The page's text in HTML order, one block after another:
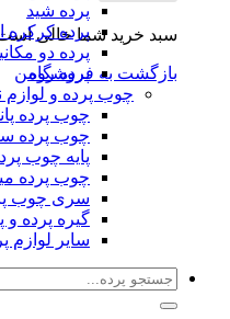
خرید شما خالی است.
به فروشگاه
پرده شید
پرده کرکره ای
پرده دو مکانیزم
پرده رومن
چوب پرده و لوازم نصب
چوب پرده پانچی
چوب پرده ساده
پایه چوب پرده
چوب پرده مینیمال
سری چوب پرده
گیره پرده و پیچ رولپلاک
سایر لوازم پرده